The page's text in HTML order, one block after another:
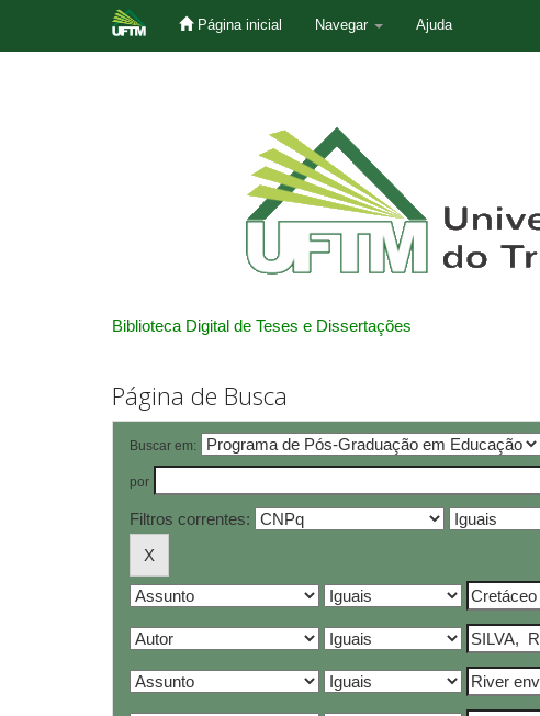
Página inicial Navegar Ajuda
Biblioteca Digital de Teses e Dissertações
Página de Busca
Buscar em:
por
Filtros correntes: